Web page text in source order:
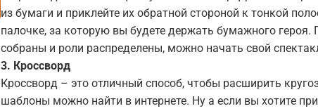
из бумаги и приклейте их обратной стороной к тонкой
палочке, за которую вы будете держать бумажного героя.
собраны и роли распределены, можно начать свой
3. Кроссворд
Кроссворд – это отличный способ, чтобы расширить
шаблоны можно найти в интернете. Ну а если вы хотите